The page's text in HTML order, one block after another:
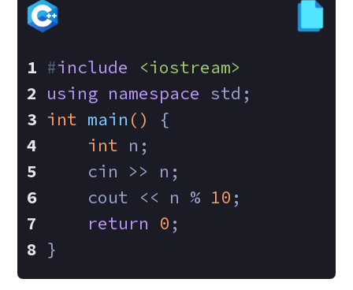
#include
<iostream>
using namespace std;
int main ()
{
int n;
    cin >> n;
    cout << n %
10 ;
return
0 ;
}